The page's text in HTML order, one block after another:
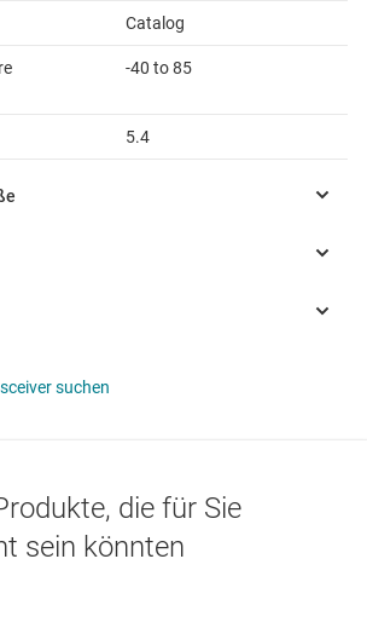
Catalog
-40 to 85
5.4
suchen
die für Sie
sein könnten